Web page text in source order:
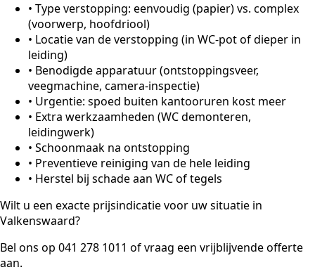
• Type verstopping: eenvoudig (papier) vs. complex
(voorwerp, hoofdriool)
• Locatie van de verstopping (in WC-pot of dieper in
leiding)
• Benodigde apparatuur (ontstoppingsveer,
veegmachine, camera-inspectie)
• Urgentie: spoed buiten kantooruren kost meer
• Extra werkzaamheden (WC demonteren,
leidingwerk)
• Schoonmaak na ontstopping
• Preventieve reiniging van de hele leiding
• Herstel bij schade aan WC of tegels
Wilt u een exacte prijsindicatie voor uw situatie in
Valkenswaard?
Bel ons op 041 278 1011 of vraag een vrijblijvende offerte
aan.